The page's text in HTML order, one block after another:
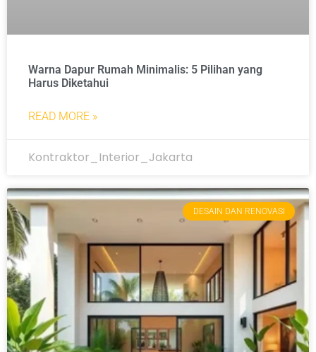
Warna Dapur Rumah Minimalis: 5 Pilihan yang
Harus Diketahui
READ MORE »
Kontraktor_Interior_Jakarta
DESAIN DAN RENOVASI